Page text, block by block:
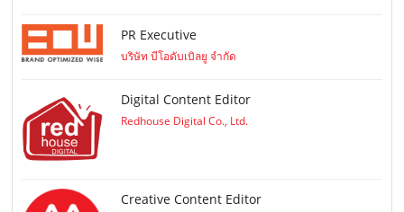
PR Executive
บริษัท บีโอดับเบิลยู จำกัด
Digital Content Editor
Redhouse Digital Co., Ltd.
Creative Content Editor